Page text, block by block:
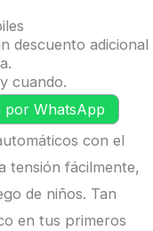
descuento adicional
cuando.
por WhatsApp
con el
tensión fácilmente,
de niños. Tan
en tus primeros